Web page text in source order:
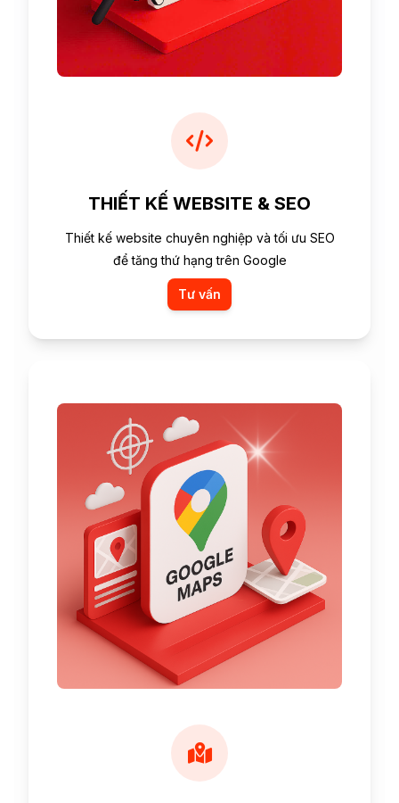
THIẾT KẾ WEBSITE & SEO
Thiết kế website chuyên nghiệp và tối ưu SEO
để tăng thứ hạng trên Google
Tư vấn